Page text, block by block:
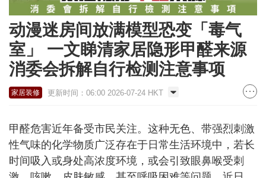
动漫迷房间放满模型恐变「毒气
室」 一文睇清家居隐形甲醛来源
消委会拆解自行检测注意事项
家居装修 更新时间：06:00 2026-07-24 HKT
甲醛危害近年备受市民关注。这种无色、带强烈刺激
性气味的化学物质广泛存在于日常生活环境中，若长
时间吸入或身处高浓度环境，或会引致眼鼻喉受刺